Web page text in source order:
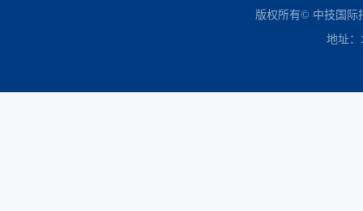
版权所有© 中技国际
地址：